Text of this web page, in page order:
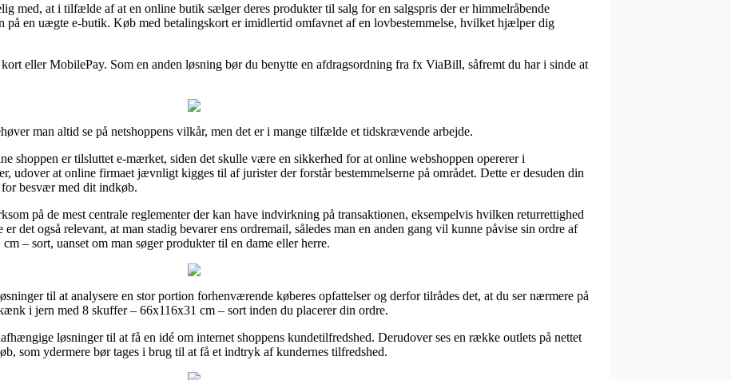
med, at i tilfælde af at en online butik sælger deres produkter til salg for en salgspris der er himmelråbende
på en uægte e-butik. Køb med betalingskort er imidlertid omfavnet af en lovbestemmelse, hvilket hjælper dig
eller MobilePay. Som en anden løsning bør du benytte en afdragsordning fra fx ViaBill, såfremt du har i sinde at
man altid se på netshoppens vilkår, men det er i mange tilfælde et tidskrævende arbejde.
shoppen er tilsluttet e-mærket, siden det skulle være en sikkerhed for at online webshoppen opererer i
udover at online firmaet jævnligt kigges til af jurister der forstår bestemmelserne på området. Dette er desuden din
besvær med dit indkøb.
på de mest centrale reglementer der kan have indvirkning på transaktionen, eksempelvis hvilken returrettighed
det også relevant, at man stadig bevarer ens ordremail, således man en anden gang vil kunne påvise sin ordre af
– sort, uanset om man søger produkter til en dame eller herre.
til at analysere en stor portion forhenværende køberes opfattelser og derfor tilrådes det, at du ser nærmere på
i jern med 8 skuffer – 66x116x31 cm – sort inden du placerer din ordre.
løsninger til at få en idé om internet shoppens kundetilfredshed. Derudover ses en række outlets på nettet
som ydermere bør tages i brug til at få et indtryk af kundernes tilfredshed.